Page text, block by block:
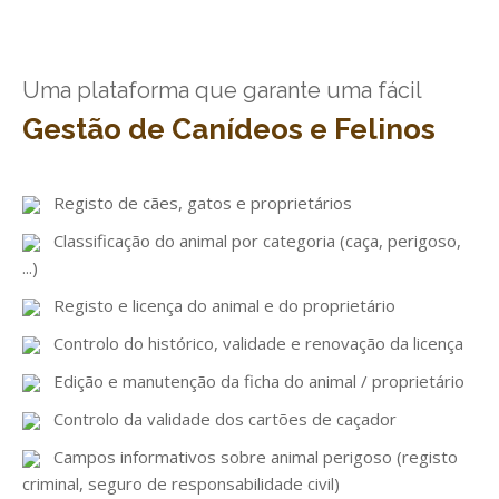
GESElevador
GESEscola
GESFeira
GESInventário
GESLicenciamento
Submeter SAFT
Uma plataforma que garante uma fácil
Gestão de Canídeos e Felinos
Registo de cães, gatos e proprietários
Classificação do animal por categoria (caça, perigoso,
...)
Registo e licença do animal e do proprietário
Controlo do histórico, validade e renovação da licença
Edição e manutenção da ficha do animal / proprietário
Controlo da validade dos cartões de caçador
Campos informativos sobre animal perigoso (registo
criminal, seguro de responsabilidade civil)